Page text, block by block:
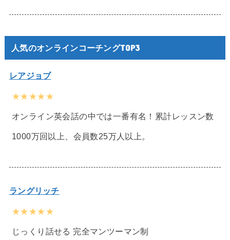
人気のオンラインコーチングTOP3
レアジョブ
★★★★★
オンライン英会話の中では一番有名！累計レッスン数
1000万回以上、会員数25万人以上。
ラングリッチ
★★★★★
じっくり話せる 完全マンツーマン制